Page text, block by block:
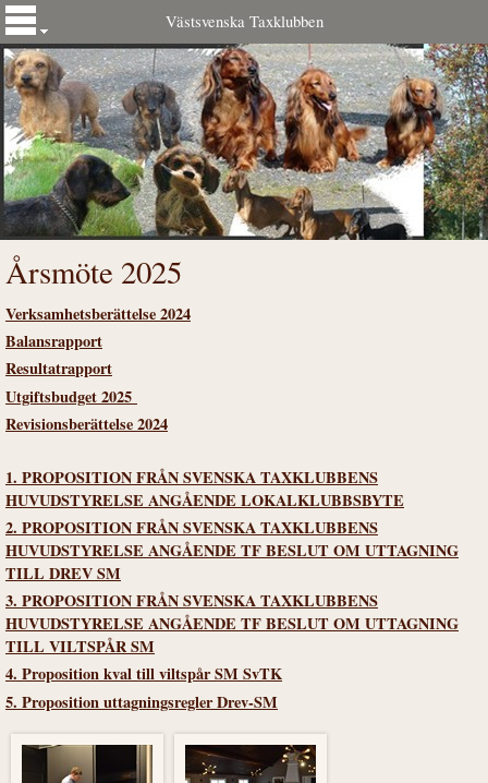
Västsvenska Taxklubben
Årsmöte 2025
Verksamhetsberättelse 2024
Balansrapport
Resultatrapport
Utgiftsbudget 2025
Revisionsberättelse 2024
1. PROPOSITION FRÅN SVENSKA TAXKLUBBENS
HUVUDSTYRELSE ANGÅENDE LOKALKLUBBSBYTE
2. PROPOSITION FRÅN SVENSKA TAXKLUBBENS
HUVUDSTYRELSE ANGÅENDE TF BESLUT OM UTTAGNING
TILL DREV SM
3. PROPOSITION FRÅN SVENSKA TAXKLUBBENS
HUVUDSTYRELSE ANGÅENDE TF BESLUT OM UTTAGNING
TILL VILTSPÅR SM
4. Proposition kval till viltspår SM SvTK
5. Proposition uttagningsregler Drev-SM